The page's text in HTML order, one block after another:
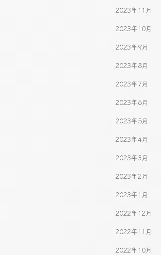
2023年11月
2023年10月
2023年9月
2023年8月
2023年7月
2023年6月
2023年5月
2023年4月
2023年3月
2023年2月
2023年1月
2022年12月
2022年11月
2022年10月